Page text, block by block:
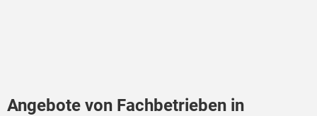
Angebote von Fachbetrieben in